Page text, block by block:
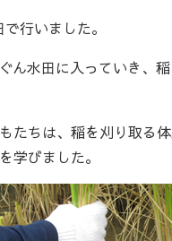
行いました。
ん水田に入っていき、
たちは、稲を刈り取る
学びました。